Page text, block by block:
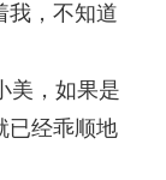
我，不知道
美，如果是
已经乖顺地